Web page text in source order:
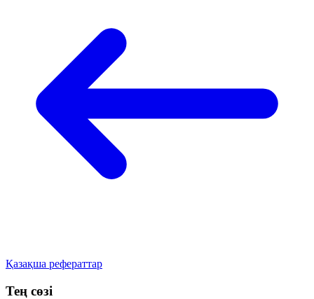
Қазақша рефераттар
Тең сөзі